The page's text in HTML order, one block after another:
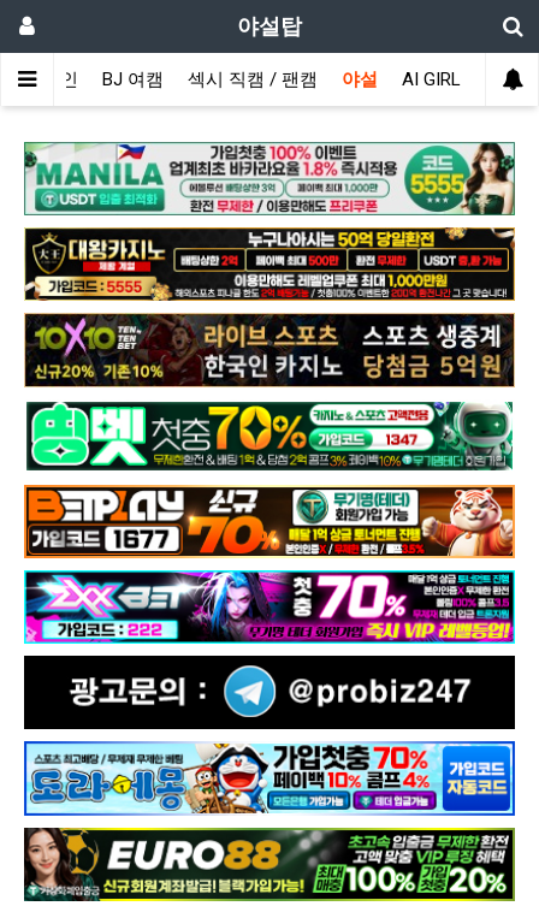
야설탑
메인 BJ 여캠 섹시 직캠 / 팬캠 야설 AI GIRL